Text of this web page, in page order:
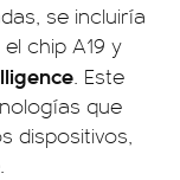
se incluiría
chip A19 y
. Este
que
dispositivos,